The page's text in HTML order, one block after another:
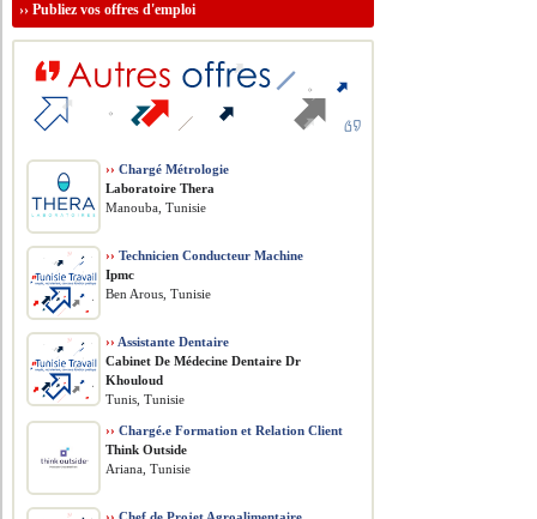
››Publiez vos offres d'emploi
›› Chargé Métrologie
Laboratoire Thera
Manouba, Tunisie
›› Technicien Conducteur Machine
Ipmc
Ben Arous, Tunisie
›› Assistante Dentaire
Cabinet De Médecine Dentaire Dr
Khouloud
Tunis, Tunisie
›› Chargé.e Formation et Relation Client
Think Outside
Ariana, Tunisie